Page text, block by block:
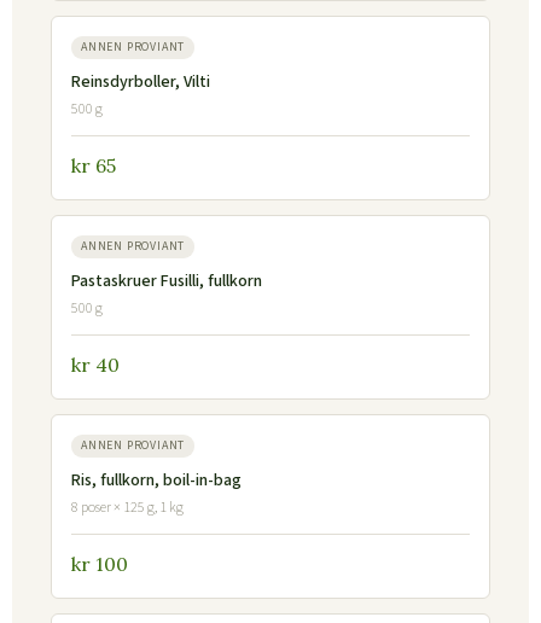
ANNEN PROVIANT
Reinsdyrboller, Vilti
500 g
kr 65
ANNEN PROVIANT
Pastaskruer Fusilli, fullkorn
500 g
kr 40
ANNEN PROVIANT
Ris, fullkorn, boil-in-bag
8 poser × 125 g, 1 kg
kr 100